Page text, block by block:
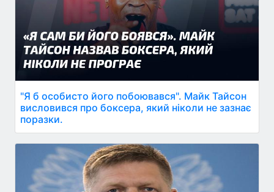
"Я б особисто його побоювався". Майк Тайсон
висловився про боксера, який ніколи не зазнає
поразки.